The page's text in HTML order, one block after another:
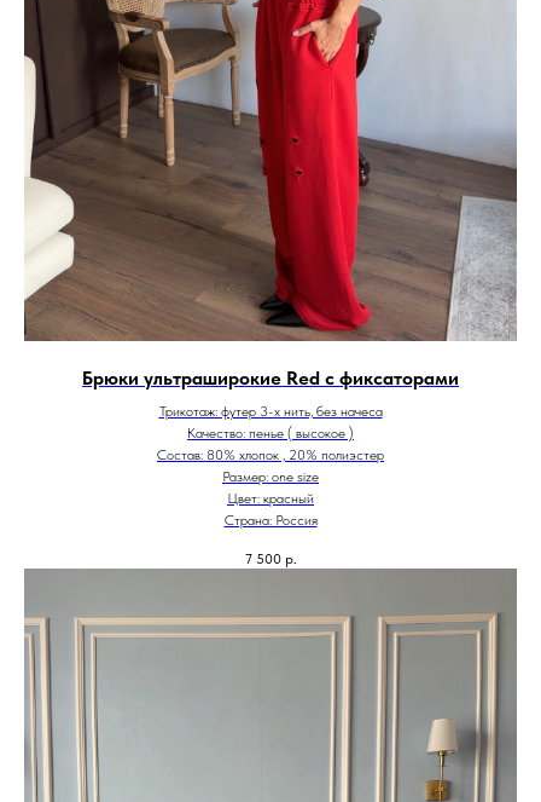
Брюки ультраширокие Red с фиксаторами
Трикотаж: футер 3-х нить, без начеса
Качество: пенье ( высокое )
Состав: 80% хлопок , 20% полиэстер
Размер: one size
Цвет: красный
Страна: Россия
7 500 р.